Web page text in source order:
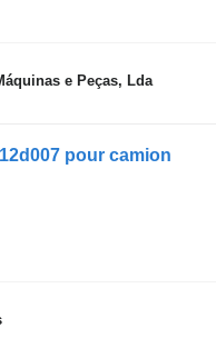
e Peças, Lda
pour camion